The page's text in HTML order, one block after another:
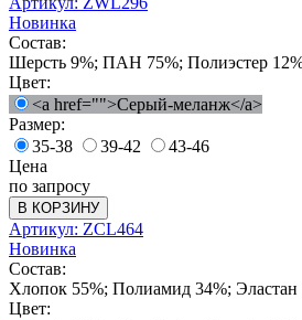
Новинка
Состав:
Шерсть 9%; ПАН 75%; Полиэстер
Цвет:
<a href="">Серый-меланж</a>
Размер:
35-38
39-42
43-46
Цена
по запросу
В КОРЗИНУ
Артикул: ZCL464
Новинка
Состав:
Хлопок 55%; Полиамид 34%; Эластан
Цвет: